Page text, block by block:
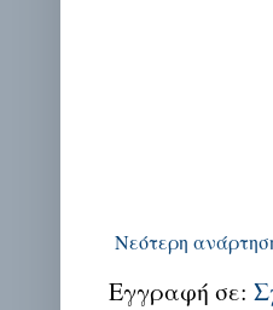
Νεότερη
Εγγραφή σε: